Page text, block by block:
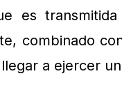
es transmitida
combinado
a ejercer